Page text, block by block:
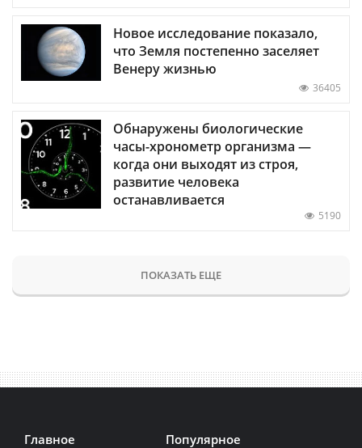
Новое исследование показало,
что Земля постепенно заселяет
Венеру жизнью
36405
Обнаружены биологические
часы-хронометр организма —
когда они выходят из строя,
развитие человека
останавливается
5190
ПОКАЗАТЬ ЕЩЕ
Главное Популярное